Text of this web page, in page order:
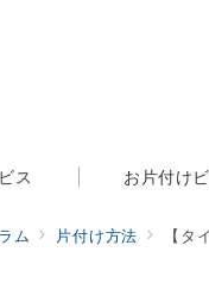
ス お片付け
ム 片付け方法 【タ